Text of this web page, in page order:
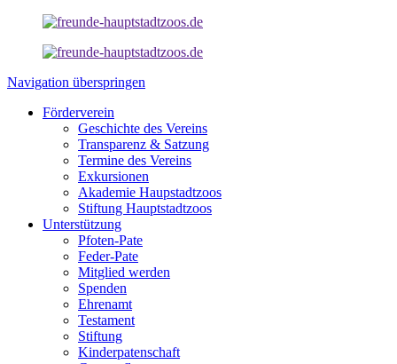
Navigation überspringen
Förderverein
Geschichte des Vereins
Transparenz & Satzung
Termine des Vereins
Exkursionen
Akademie Haupstadtzoos
Stiftung Hauptstadtzoos
Unterstützung
Pfoten-Pate
Feder-Pate
Mitglied werden
Spenden
Ehrenamt
Testament
Stiftung
Kinderpatenschaft